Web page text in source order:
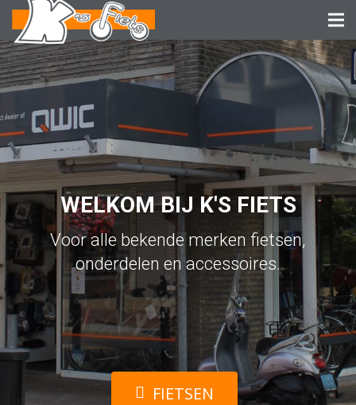
WELKOM BIJ K'S FIETS
Voor alle bekende merken fietsen,
onderdelen en accessoires.
FIETSEN